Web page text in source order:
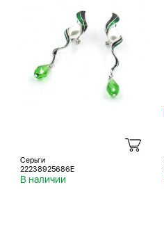
Серьги
22238925686E
В наличии